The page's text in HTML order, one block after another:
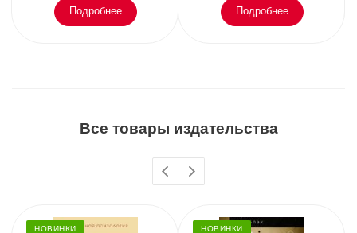
Подробнее Подробнее
Все товары издательства
НОВИНКИ НОВИНКИ